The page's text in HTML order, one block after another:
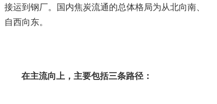
接运到钢厂。国内焦炭流通的总体格局为从北向南、
自西向东。
在主流向上，主要包括三条路径：